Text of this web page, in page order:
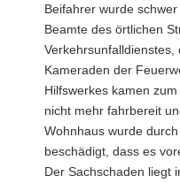
Beifahrer wurde
Beamte des örtlichen
Verkehrsunfalldienstes,
Kameraden der
Hilfswerkes kamen
nicht mehr fahrbereit
Wohnhaus wurde
beschädigt, dass es
Der Sachschaden liegt